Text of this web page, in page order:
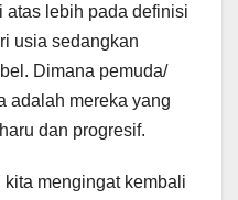
atas lebih pada definisi
usia sedangkan
Dimana pemuda/
adalah mereka yang
dan progresif.
mengingat kembali